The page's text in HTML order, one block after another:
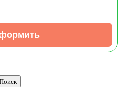
Поиск